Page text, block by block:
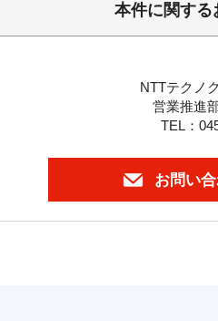
本件に関する
NTTテクノ
営業推進
TEL：
お問い